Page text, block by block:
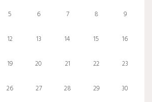
5 6 7 8 9
12 13 14 15 16
19 20 21 22 23
26 27 28 29 30